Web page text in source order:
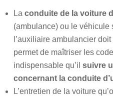
Laconduite de la voiture
(ambulance) ou le véhicule
l’auxiliaire ambulancier
permet de maîtriser les
indispensable qu’ilsuivre
concernant la conduite
L’entretien de la voiture